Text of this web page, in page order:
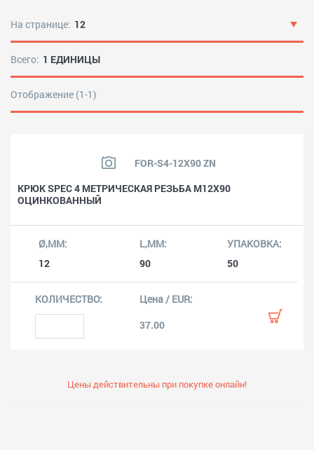
На странице: 12
Всего: 1 ЕДИНИЦЫ
Отображение (1-1)
FOR-S4-12X90 ZN
КРЮК SPEC 4 МЕТРИЧЕСКАЯ РЕЗЬБА М12Х90
ОЦИНКОВАННЫЙ
12 90 50
37.00
Цены действительны при покупке онлайн!